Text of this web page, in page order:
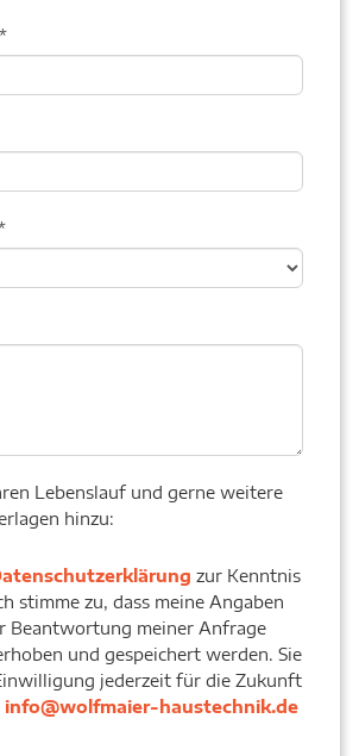
*
Lebenslauf und gerne weitere
hinzu:
zur Kenntnis
stimme zu, dass meine Angaben
Beantwortung meiner Anfrage
und gespeichert werden. Sie
jederzeit für die Zukunft
info@wolfmaier-haustechnik.de